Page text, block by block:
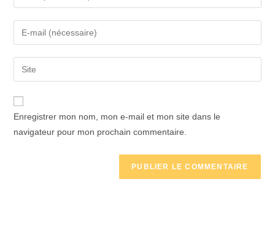
your
name
comment
your
email
address
comment
l’URL
de
Enregistrer mon nom, mon e-mail et mon site dans le
navigateur pour mon prochain commentaire.